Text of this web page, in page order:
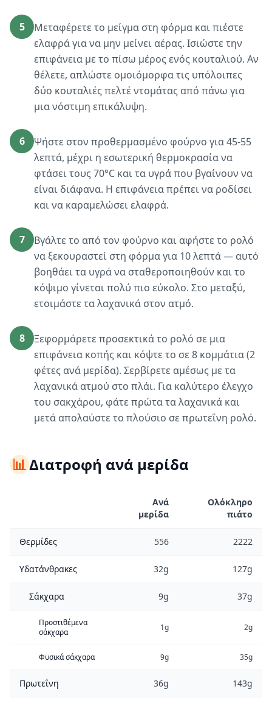
5
Μεταφέρετε το μείγμα στη φόρμα και πιέστε
ελαφρά για να μην μείνει αέρας. Ισιώστε την
επιφάνεια με το πίσω μέρος ενός κουταλιού. Αν
θέλετε, απλώστε ομοιόμορφα τις υπόλοιπες
δύο κουταλιές πελτέ ντομάτας από πάνω για
μια νόστιμη επικάλυψη.
6
Ψήστε στον προθερμασμένο φούρνο για 45-55
λεπτά, μέχρι η εσωτερική θερμοκρασία να
φτάσει τους 70°C και τα υγρά που βγαίνουν να
είναι διάφανα. Η επιφάνεια πρέπει να ροδίσει
και να καραμελώσει ελαφρά.
7
Βγάλτε το από τον φούρνο και αφήστε το ρολό
να ξεκουραστεί στη φόρμα για 10 λεπτά — αυτό
βοηθάει τα υγρά να σταθεροποιηθούν και το
κόψιμο γίνεται πολύ πιο εύκολο. Στο μεταξύ,
ετοιμάστε τα λαχανικά στον ατμό.
8
Ξεφορμάρετε προσεκτικά το ρολό σε μια
επιφάνεια κοπής και κόψτε το σε 8 κομμάτια (2
φέτες ανά μερίδα). Σερβίρετε αμέσως με τα
λαχανικά ατμού στο πλάι. Για καλύτερο έλεγχο
του σακχάρου, φάτε πρώτα τα λαχανικά και
μετά απολαύστε το πλούσιο σε πρωτεΐνη ρολό.
📊Διατροφή ανά μερίδα
Ανά
μερίδα
Ολόκληρο
πιάτο
Θερμίδες 556 2222
Υδατάνθρακες 32g 127g
Σάκχαρα 9g 37g
Προστιθέμενα
σάκχαρα
1g 2g
Φυσικά σάκχαρα 9g 35g
Πρωτεΐνη 36g 143g